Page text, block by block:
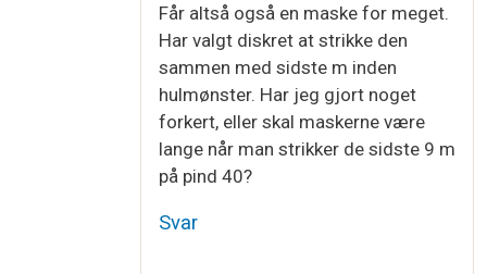
Får altså også en maske for meget.
Har valgt diskret at strikke den
sammen med sidste m inden
hulmønster. Har jeg gjort noget
forkert, eller skal maskerne være
lange når man strikker de sidste 9 m
på pind 40?
Svar